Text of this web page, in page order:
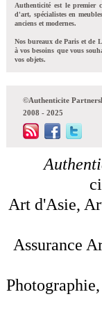
Authenticité est le premier
d'art, spécialistes en
anciens et modernes.
Nos bureaux de Paris et de
à vos besoins que vous
vos objets.
©Authenticite
2008 - 2025
Art d'Asie,
Assurance